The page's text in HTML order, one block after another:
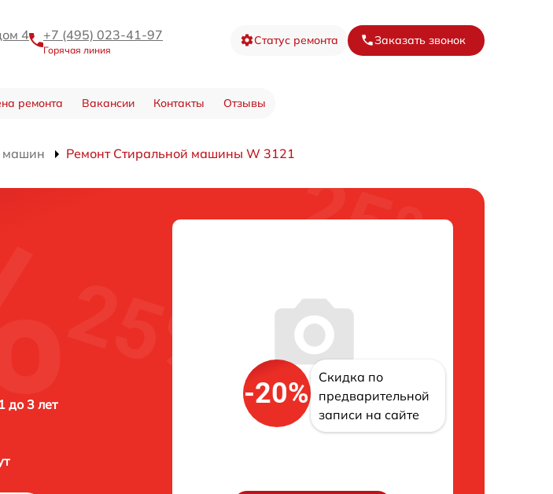
4 +7 (495) 023-41-97
Горячая линия
Статус ремонта Заказать звонок
ремонта Вакансии Контакты Отзывы
машин Ремонт Стиральной машины W 3121
до 3 лет
-20%
Скидка по
предварительной
записи на сайте